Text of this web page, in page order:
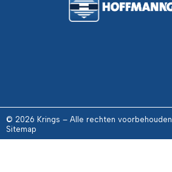
© 2026 Krings – Alle rechten voorbehouden
Sitemap